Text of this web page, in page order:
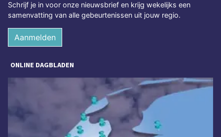
Schrijf je in voor onze nieuwsbrief en krijg wekelijks een
samenvatting van alle gebeurtenissen uit jouw regio.
Aanmelden
ONLINE DAGBLADEN